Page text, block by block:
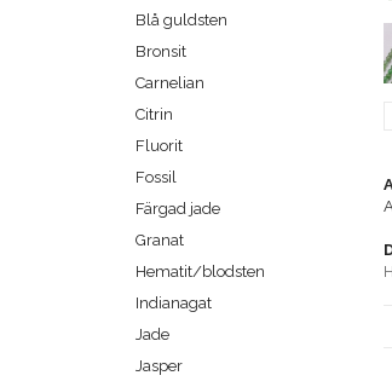
Blå guldsten
Bronsit
Carnelian
Citrin
Fluorit
Fossil
Färgad jade
Granat
Hematit/blodsten
Indianagat
Jade
Jasper